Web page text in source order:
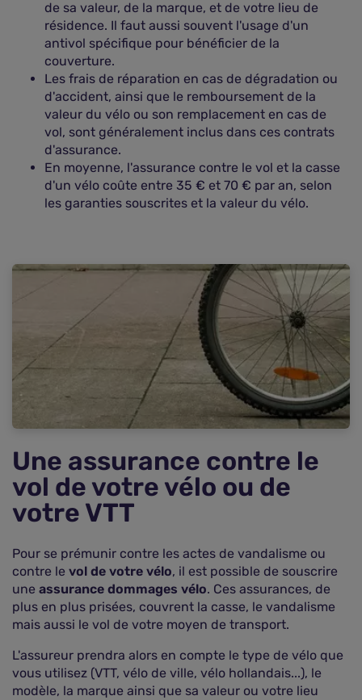
de sa valeur, de la marque, et de votre lieu de
résidence. Il faut aussi souvent l'usage d'un
antivol spécifique pour bénéficier de la
couverture.
Les frais de réparation en cas de dégradation ou
d'accident, ainsi que le remboursement de la
valeur du vélo ou son remplacement en cas de
vol, sont généralement inclus dans ces contrats
d'assurance.
En moyenne, l'assurance contre le vol et la casse
d'un vélo coûte entre 35 € et 70 € par an, selon
les garanties souscrites et la valeur du vélo.
Une assurance contre le
vol de votre vélo ou de
votre VTT
Pour se prémunir contre les actes de vandalisme ou
contre le vol de votre vélo, il est possible de souscrire
une assurance dommages vélo. Ces assurances, de
plus en plus prisées, couvrent la casse, le vandalisme
mais aussi le vol de votre moyen de transport.
L'assureur prendra alors en compte le type de vélo que
vous utilisez (VTT, vélo de ville, vélo hollandais...), le
modèle, la marque ainsi que sa valeur ou votre lieu